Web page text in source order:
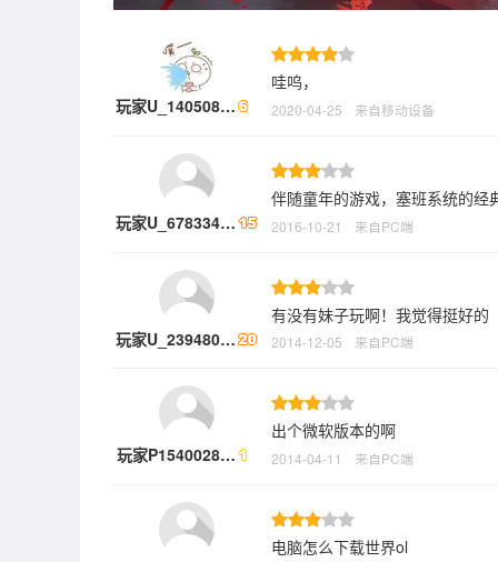
玩家U_140508…
哇呜，
2020-04-25 来自移动设备
玩家U_678334…
伴随童年的游戏，塞班系统的经
2016-10-21 来自PC端
玩家U_239480…
有没有妹子玩啊！我觉得挺好的
2014-12-05 来自PC端
玩家P1540028…
出个微软版本的啊
2014-04-11 来自PC端
电脑怎么下载世界ol